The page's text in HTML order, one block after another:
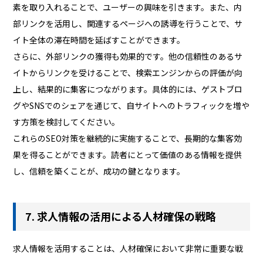
素を取り入れることで、ユーザーの興味を引きます。また、内
部リンクを活用し、関連するページへの誘導を行うことで、サ
イト全体の滞在時間を延ばすことができます。
さらに、外部リンクの獲得も効果的です。他の信頼性のあるサ
イトからリンクを受けることで、検索エンジンからの評価が向
上し、結果的に集客につながります。具体的には、ゲストブロ
グやSNSでのシェアを通じて、自サイトへのトラフィックを増や
す方策を検討してください。
これらのSEO対策を継続的に実施することで、長期的な集客効
果を得ることができます。読者にとって価値のある情報を提供
し、信頼を築くことが、成功の鍵となります。
7. 求人情報の活用による人材確保の戦略
求人情報を活用することは、人材確保において非常に重要な戦